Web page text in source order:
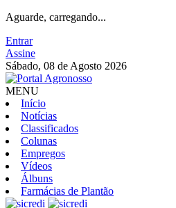
Aguarde, carregando...
Entrar
Assine
Sábado, 08 de Agosto 2026
MENU
Início
Notícias
Classificados
Colunas
Empregos
Vídeos
Álbuns
Farmácias de Plantão